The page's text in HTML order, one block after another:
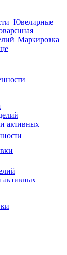
активных
Ювелирные
Маркировка
активных